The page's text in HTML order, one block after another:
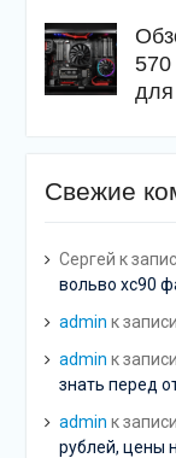
570
для
Свежие
Сергей к
вольво хс90
admin к записи
admin к записи
знать перед
admin к записи
рублей, цены